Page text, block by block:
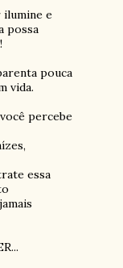
ilumine e
possa
pouca
vida.
percebe
essa